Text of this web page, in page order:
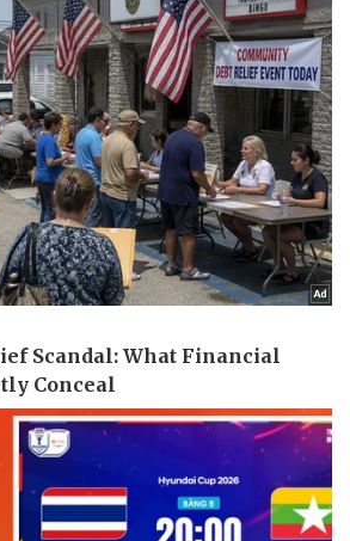
Đời sống
Nhà đẹp
Blog
Tình yêu - Gia đình